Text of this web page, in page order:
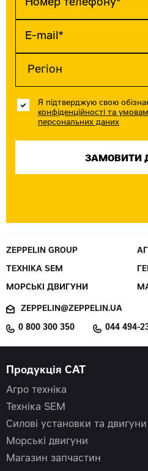
Я підтверджую свою
конфіденційності та
персональних даних
ZEPPELIN GROUP
ТЕХНІКА SEM
МОРСЬКІ ДВИГУНИ
ZEPPELIN@ZEPPELIN.UA
0 800 300 350 044 494-
Продукція CAT
Агро техніка
Техніка SEM
Силові установки та двигуни
Морські двигуни
Магазин запчастин